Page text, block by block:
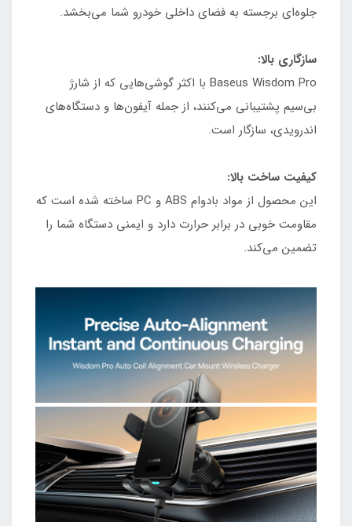
جلوه‌ای برجسته به فضای داخلی خودرو شما می‌بخشد.
سازگاری بالا:
Baseus Wisdom Pro با اکثر گوشی‌هایی که از شارژ
بی‌سیم پشتیبانی می‌کنند، از جمله آیفون‌ها و دستگاه‌های
اندرویدی، سازگار است.
کیفیت ساخت بالا:
این محصول از مواد بادوام ABS و PC ساخته شده است که
مقاومت خوبی در برابر حرارت دارد و ایمنی دستگاه شما را
تضمین می‌کند.